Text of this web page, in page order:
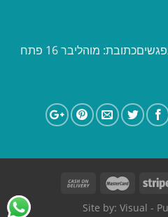
​​MenZone כשמציאות ודמיון נפגשים​ כתובת: מוהליבר 16 פתח
Site by: Visual -